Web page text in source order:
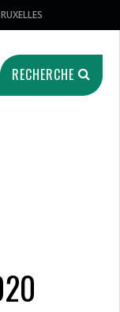
RECHERCHE